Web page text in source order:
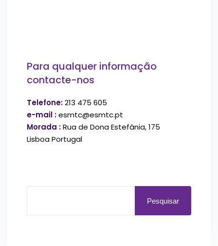
Para qualquer informação
contacte-nos
Telefone:213 475 605
e-mail :esmtc@esmtc.pt
Morada :Rua de Dona Estefânia, 175
Lisboa Portugal
Pesquisar